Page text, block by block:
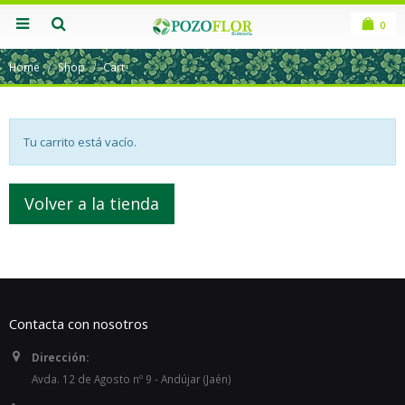
0
Home Shop Cart
Tu carrito está vacío.
Volver a la tienda
Contacta con nosotros
Dirección:
Avda. 12 de Agosto nº 9 - Andújar (Jaén)